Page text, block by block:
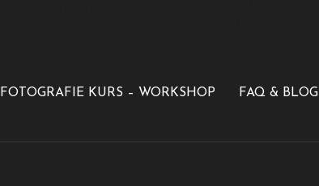
FOTOGRAFIE KURS – WORKSHOP FAQ & BLOG